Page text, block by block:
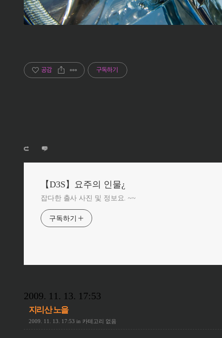
공감 구독하기
【D3S】요주의 인물¿
잡다한 출사 사진 및 정보요. ~~
구독하기
2009. 11. 13. 17:53
지리산 노을
2009. 11. 13. 17:53 in 카테고리 없음